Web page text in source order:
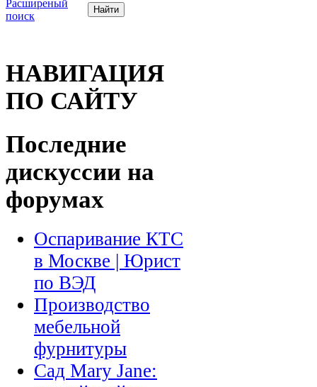
Расширеный
поиск
НАВИГАЦИЯ
ПО САЙТУ
Последние
дискуссии на
форумах
Оспаривание КТС
в Москве | Юрист
по ВЭД
Производство
мебельной
фурнитуры
Сад Mary Jane: